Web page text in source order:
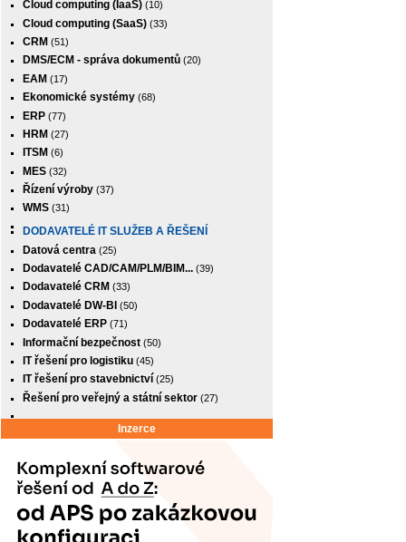
Cloud computing (IaaS) (10)
Cloud computing (SaaS) (33)
CRM (51)
DMS/ECM - správa dokumentů (20)
EAM (17)
Ekonomické systémy (68)
ERP (77)
HRM (27)
ITSM (6)
MES (32)
Řízení výroby (37)
WMS (31)
DODAVATELÉ IT SLUŽEB A ŘEŠENÍ
Datová centra (25)
Dodavatelé CAD/CAM/PLM/BIM... (39)
Dodavatelé CRM (33)
Dodavatelé DW-BI (50)
Dodavatelé ERP (71)
Informační bezpečnost (50)
IT řešení pro logistiku (45)
IT řešení pro stavebnictví (25)
Řešení pro veřejný a státní sektor (27)
Inzerce